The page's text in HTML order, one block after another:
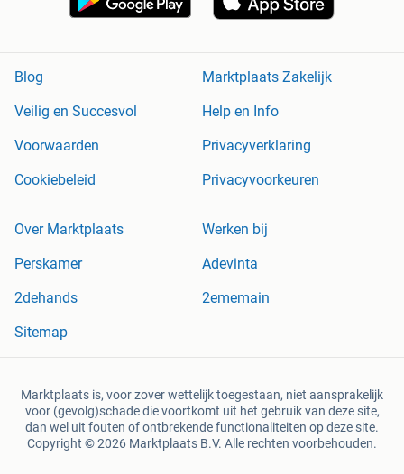
Blog
Marktplaats Zakelijk
Veilig en Succesvol
Help en Info
Voorwaarden
Privacyverklaring
Cookiebeleid
Privacyvoorkeuren
Over Marktplaats
Werken bij
Perskamer
Adevinta
2dehands
2ememain
Sitemap
Marktplaats is, voor zover wettelijk toegestaan, niet aansprakelijk
voor (gevolg)schade die voortkomt uit het gebruik van deze site,
dan wel uit fouten of ontbrekende functionaliteiten op deze site.
Copyright © 2026 Marktplaats B.V. Alle rechten voorbehouden.